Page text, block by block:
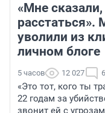
«Мне
расстаться».
уволили из
личном блоге
5 часов 12 027 6
«Это тот, кого ты
22 годам за
звонит ей с